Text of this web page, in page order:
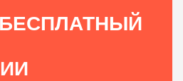
БЕСПЛАТНЫЙ